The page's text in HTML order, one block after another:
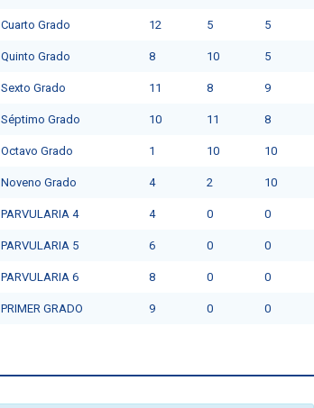
Cuarto Grado 12 5 5
Quinto Grado 8 10 5
Sexto Grado 11 8 9
Séptimo Grado 10 11 8
Octavo Grado 1 10 10
Noveno Grado 4 2 10
PARVULARIA 4 4 0 0
PARVULARIA 5 6 0 0
PARVULARIA 6 8 0 0
PRIMER GRADO 9 0 0